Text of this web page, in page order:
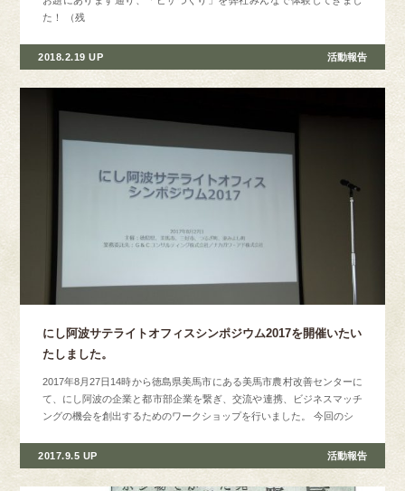
2018.2.19 UP 活動報告
た！ （残
2017.9.5 UP 活動報告
にし阿波サテライトオフィスシンポジウム2017を開催いたい
たしました。
2017年8月27日14時から徳島県美馬市にある美馬市農村改善センターに
て、にし阿波の企業と都市部企業を繋ぎ、交流や連携、ビジネスマッチ
ングの機会を創出するためのワークショップを行いました。 今回のシ